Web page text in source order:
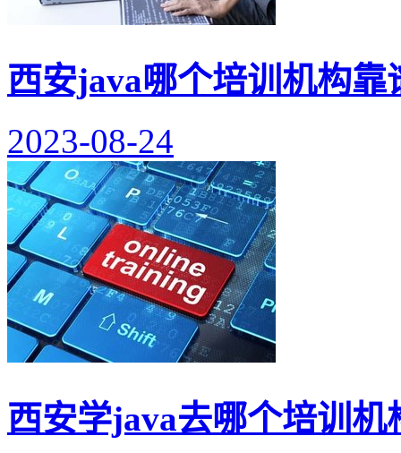
西安java哪个培训机构靠
2023-08-24
西安学java去哪个培训机